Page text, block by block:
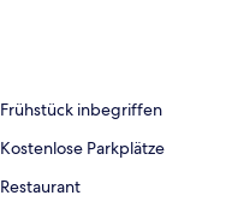
Frühstück inbegriffen
Kostenlose Parkplätze
Restaurant